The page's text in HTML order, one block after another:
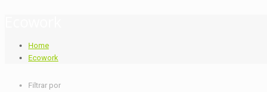
Home
Ecowork
Filtrar por